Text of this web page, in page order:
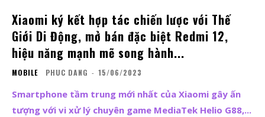
Xiaomi ký kết hợp tác chiến lược với Thế
Giới Di Động, mở bán đặc biệt Redmi 12,
hiệu năng mạnh mẽ song hành...
MOBILE PHUC DANG - 15/06/2023
Smartphone tầm trung mới nhất của Xiaomi gây ấn
tượng với vi xử lý chuyên game MediaTek Helio G88,...